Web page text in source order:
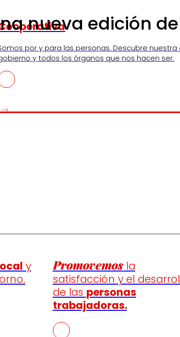
por y para las personas. Descubre
y todos los órganos que nos hacen ser.
y
Promovemosla
satisfacción y el
de las personas
trabajadoras.
nueva edición